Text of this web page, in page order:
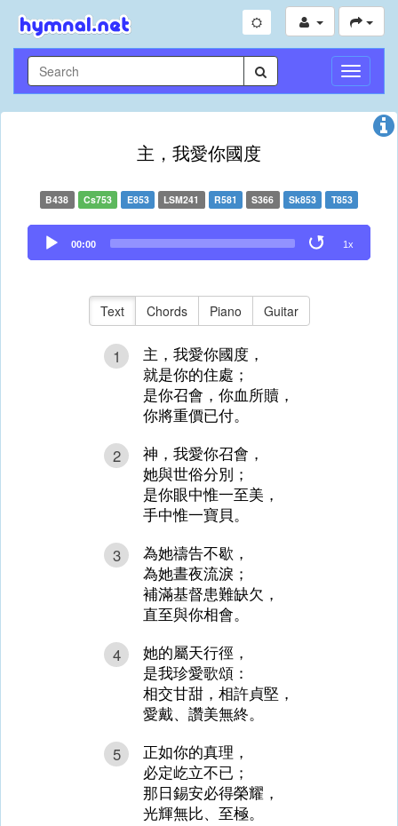
Toggle
主，我愛你國度
B438 Cs753 E853 LSM241 R581 S366 Sk853 T853
Audio
Player
00:00 1x
Text Chords Piano Guitar
1
主，我愛你國度，
就是你的住處；
是你召會，你血所贖，
你將重價已付。
2
神，我愛你召會，
她與世俗分別；
是你眼中惟一至美，
手中惟一寶貝。
3
為她禱告不歇，
為她晝夜流淚；
補滿基督患難缺欠，
直至與你相會。
4
她的屬天行徑，
是我珍愛歌頌：
相交甘甜，相許貞堅，
愛戴、讚美無終。
5
正如你的真理，
必定屹立不已；
那日錫安必得榮耀，
光輝無比、至極。